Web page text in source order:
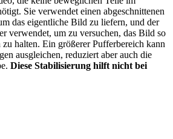
Sie verwendet einen abgeschnittenen
das eigentliche Bild zu liefern, und der
verwendet, um zu versuchen, das Bild so
halten. Ein größerer Pufferbereich kann
ausgleichen, reduziert aber auch die
Diese Stabilisierung hilft nicht bei